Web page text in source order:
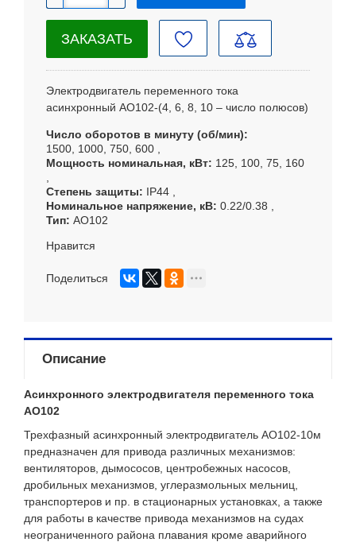
ЗАКАЗАТЬ
Электродвигатель переменного тока
асинхронный АО102-(4, 6, 8, 10 – число полюсов)
Число оборотов в минуту (об/мин)
1500, 1000, 750, 600
Мощность номинальная, кВт
125, 100, 75, 160
Степень защиты
IP44
Номинальное напряжение, кВ 0.22/0.38
Тип АО102
Нравится
Поделиться
Описание
Асинхронного электродвигателя переменного тока
АО102
Трехфазный асинхронный электродвигатель АО102-10м
предназначен для привода различных механизмов:
вентиляторов, дымососов, центробежных насосов,
дробильных механизмов, углеразмольных мельниц,
транспортеров и пр. в стационарных установках, а также
для работы в качестве привода механизмов на судах
неограниченного района плавания кроме аварийного